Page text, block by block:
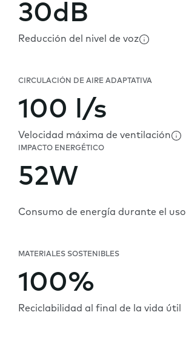
30dB
Reducción del nivel de voz
CIRCULACIÓN DE AIRE ADAPTATIVA
100 l/s
Velocidad máxima de ventilación
IMPACTO ENERGÉTICO
52W
Consumo de energía durante el uso
MATERIALES SOSTENIBLES
100%
Reciclabilidad al final de la vida útil